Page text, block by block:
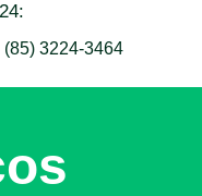
(85) 3224-3464